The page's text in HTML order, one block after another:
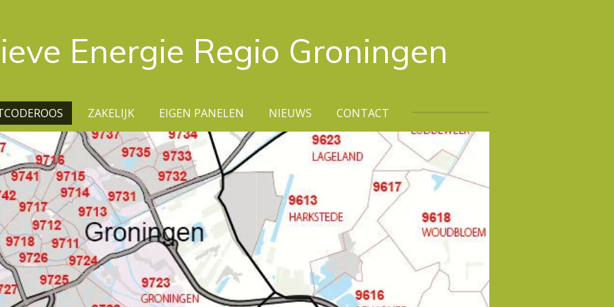
Energie Regio Groningen
ZAKELIJK EIGEN PANELEN NIEUWS CONTACT